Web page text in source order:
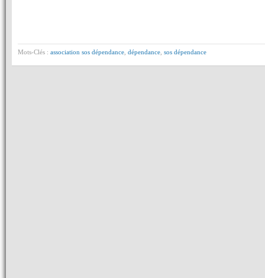
Mots-Clés : association sos dépendance dépendance sos dépendance